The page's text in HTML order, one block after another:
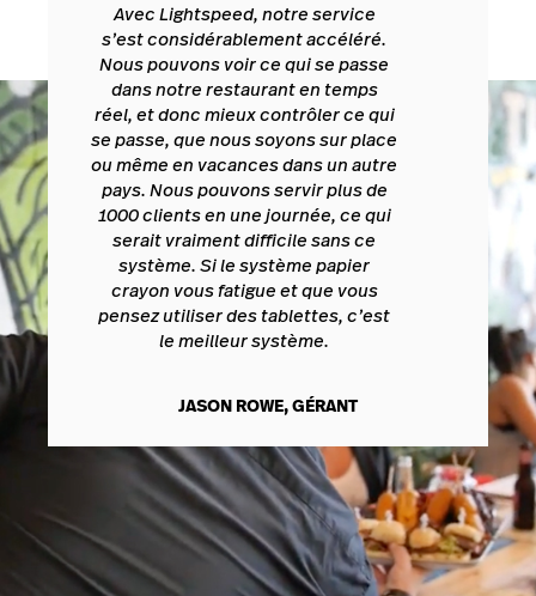
Avec Lightspeed, notre service
s’est considérablement accéléré.
Nous pouvons voir ce qui se passe
dans notre restaurant en temps
réel, et donc mieux contrôler ce qui
se passe, que nous soyons sur place
ou même en vacances dans un autre
pays. Nous pouvons servir plus de
1000 clients en une journée, ce qui
serait vraiment difficile sans ce
système. Si le système papier
crayon vous fatigue et que vous
pensez utiliser des tablettes, c’est
le meilleur système.
JASON ROWE, GÉRANT